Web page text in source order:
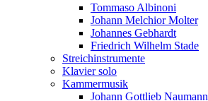
Tommaso Albinoni
Johann Melchior Molter
Johannes Gebhardt
Friedrich Wilhelm Stade
Streichinstrumente
Klavier solo
Kammermusik
Johann Gottlieb Naumann